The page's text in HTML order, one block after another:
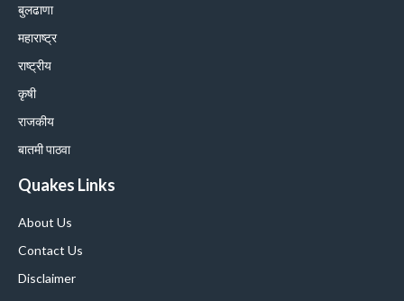
बुलढाणा
महाराष्ट्र
राष्ट्रीय
कृषी
राजकीय
बातमी पाठवा
Quakes Links
About Us
Contact Us
Disclaimer